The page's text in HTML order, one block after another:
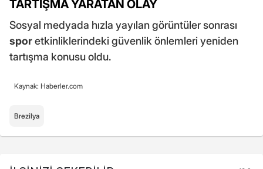
TARTIŞMA YARATAN OLAY
Sosyal medyada hızla yayılan görüntüler sonrası
sporetkinliklerindeki güvenlik önlemleri yeniden
tartışma konusu oldu.
Kaynak: Haberler.com
Brezilya